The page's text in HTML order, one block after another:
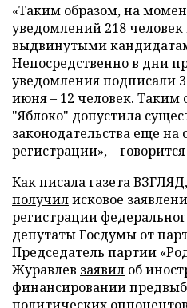
«Таким образом, на
уведомлений 218 человек
выдвинутыми
Непосредственно в дни
уведомления подписали
июня – 12 человек. Таким
"Яблоко" допустила
законодательства еще
регистрации», –
Как писала газета
получилисковое
регистрации
депутаты Госдумы от
Председатель партии
Журавлев заявил об
финансировании